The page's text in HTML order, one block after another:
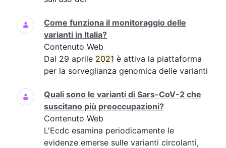
Come funziona il monitoraggio delle
varianti in Italia?
Contenuto Web
Dal 29 aprile 2021 è attiva la piattaforma
per la sorveglianza genomica delle varianti
Quali sono le varianti di Sars-CoV-2 che
suscitano più preoccupazioni?
Contenuto Web
L'Ecdc esamina periodicamente le
evidenze emerse sulle varianti circolanti,